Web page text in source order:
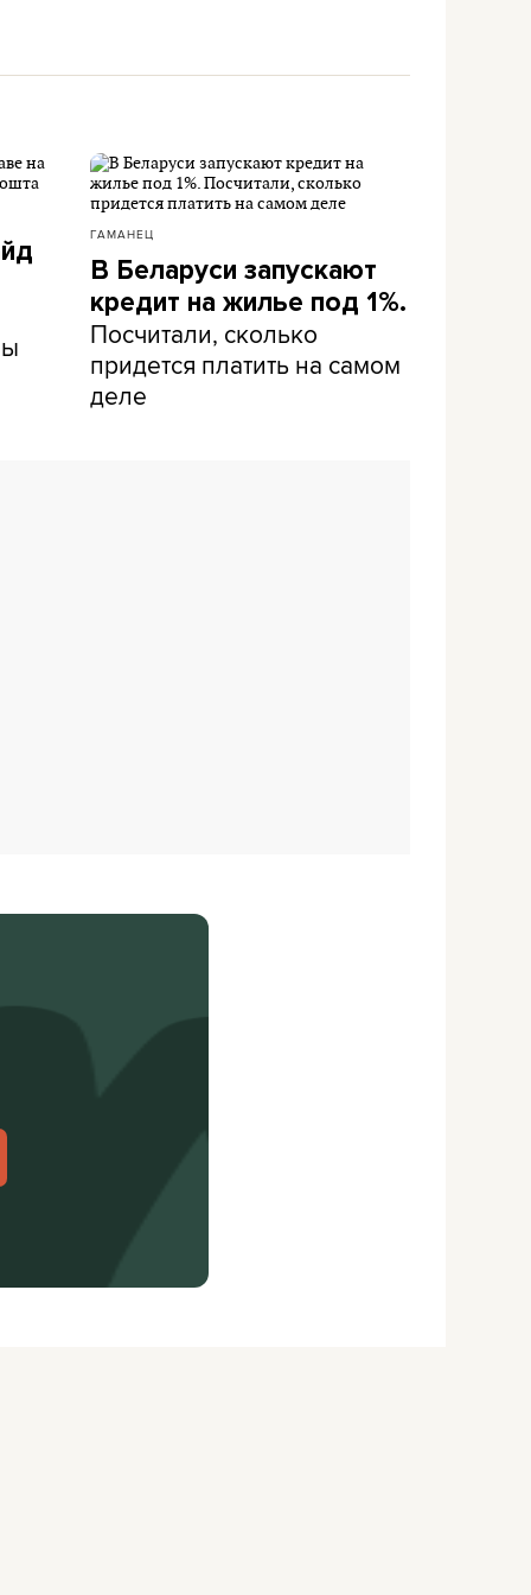
ГАМАНЕЦ
В Беларуси запускают
кредит на жилье под 1%.
Посчитали, сколько
придется платить на самом
деле